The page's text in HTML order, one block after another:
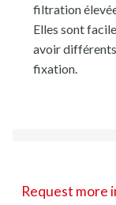
filtration
Elles sont
avoir
fixation.
Request more